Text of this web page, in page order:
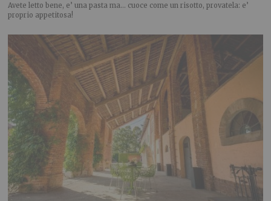
Avete letto bene, e’ una pasta ma… cuoce come un risotto, provatela: e’
proprio appetitosa!